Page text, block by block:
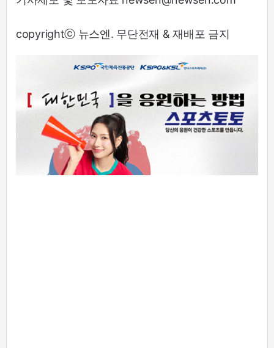
copyrightⓒ 뉴스엔. 무단전재 & 재배포 금지